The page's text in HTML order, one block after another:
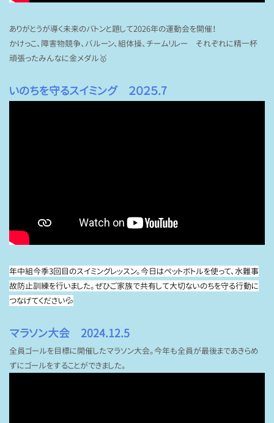
ありがとうが導く未来のバトンと題して2026年の運動会を開催！
かけっこ、障害物競争、バルーン、組体操、チームリレー それぞれに精一杯
頑張ったみんなに金メダル🥇
いのちを守るスイミング ２０２５.7
年中組今季3回目のスイミングレッスン。今日はペットボトルを使って、水難事
故防止訓練を行いました。ぜひご家族で共有して大切ないのちを守る行動に
つなげてください💦
マラソン大会 2024.12.5
全員ゴールを目標に開催したマラソン大会。今年も全員が最後まであきらめ
ずにゴールをすることができました。